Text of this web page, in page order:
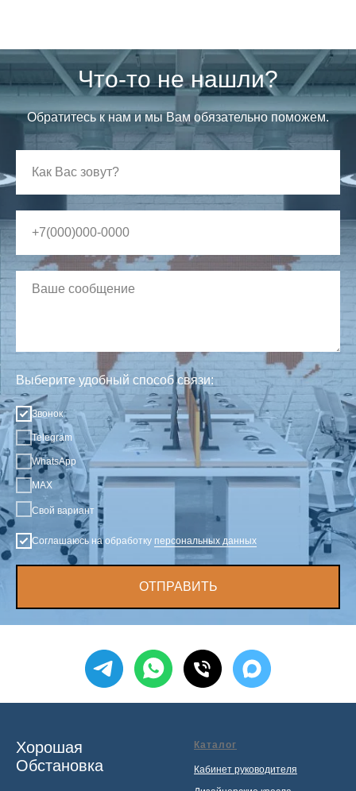
Что-то не нашли?
Обратитесь к нам и мы Вам обязательно поможем.
Выберите удобный способ связи:
Звонок
Telegram
WhatsApp
MAX
Свой вариант
Соглашаюсь на обработку персональных данных
ОТПРАВИТЬ
Хорошая
Обстановка
Каталог
Кабинет руководителя